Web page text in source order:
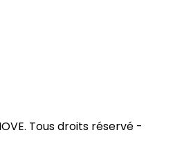
Tous droits réservé -